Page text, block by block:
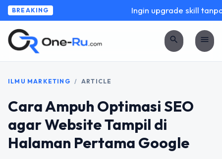
BREAKING Ingin upgrade skill tanpa
search menu
ILMU MARKETING / ARTICLE
Cara Ampuh Optimasi SEO
agar Website Tampil di
Halaman Pertama Google